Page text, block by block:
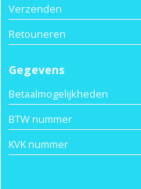
Verzenden
Retouneren
Gegevens
Betaalmogelijkheden
BTW nummer
KVK nummer